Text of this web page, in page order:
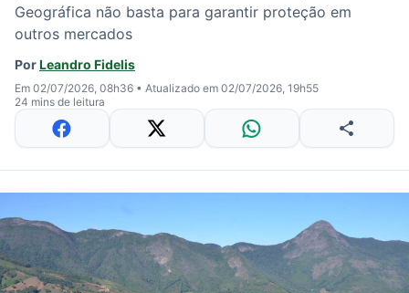
Geográfica não basta para garantir proteção em
outros mercados
PorLeandro Fidelis
Em 02/07/2026, 08h36 • Atualizado em 02/07/2026, 19h55
24 mins de leitura